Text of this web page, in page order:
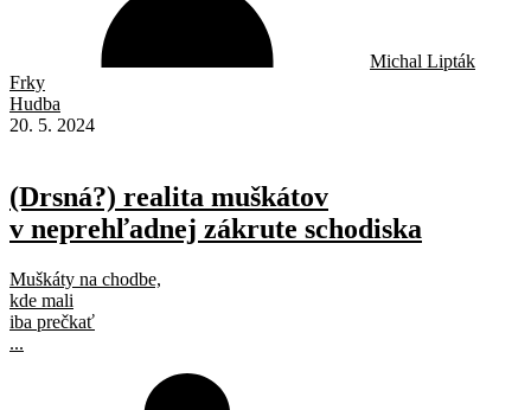
Michal Lipták
Frky
Hudba
20. 5. 2024
(Drsná?) realita muškátov
v neprehľadnej zákrute schodiska
Muškáty na chodbe,
kde mali
iba prečkať
...